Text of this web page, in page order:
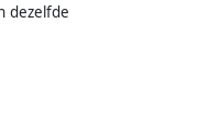
dezelfde